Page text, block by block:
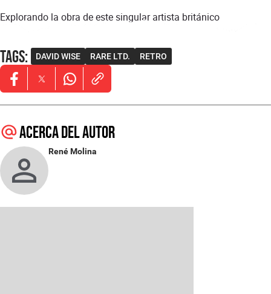
Explorando la obra de este singular artista británico
Tags: DAVID WISE RARE LTD. RETRO
Opens in new window
Opens in new window
Opens in new window
Acerca del autor
René Molina